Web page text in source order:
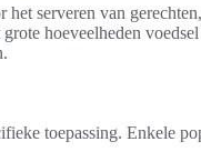
serveren van
hoeveelheden
toepassing. Enkele